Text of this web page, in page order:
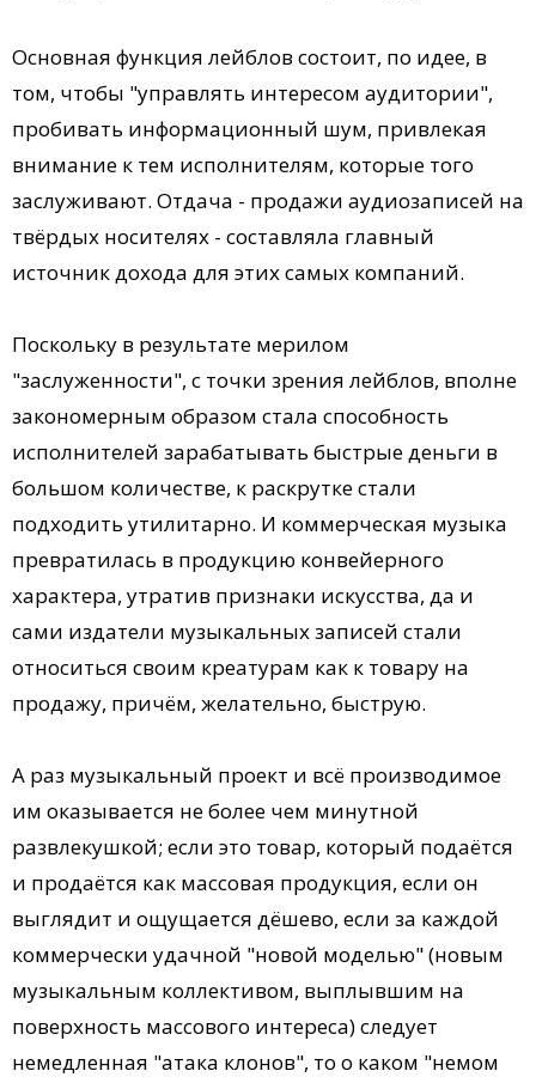
Основная функция лейблов состоит, по идее, в
том, чтобы "управлять интересом аудитории",
пробивать информационный шум, привлекая
внимание к тем исполнителям, которые того
заслуживают. Отдача - продажи аудиозаписей на
твёрдых носителях - составляла главный
источник дохода для этих самых компаний.
Поскольку в результате мерилом
"заслуженности", с точки зрения лейблов, вполне
закономерным образом стала способность
исполнителей зарабатывать быстрые деньги в
большом количестве, к раскрутке стали
подходить утилитарно. И коммерческая музыка
превратилась в продукцию конвейерного
характера, утратив признаки искусства, да и
сами издатели музыкальных записей стали
относиться своим креатурам как к товару на
продажу, причём, желательно, быструю.
А раз музыкальный проект и всё производимое
им оказывается не более чем минутной
развлекушкой; если это товар, который подаётся
и продаётся как массовая продукция, если он
выглядит и ощущается дёшево, если за каждой
коммерчески удачной "новой моделью" (новым
музыкальным коллективом, выплывшим на
поверхность массового интереса) следует
немедленная "атака клонов", то о каком "немом